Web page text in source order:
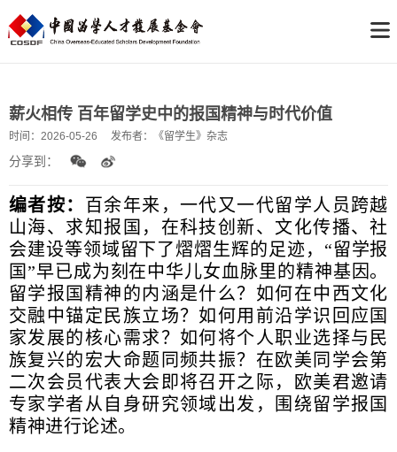
薪火相传 百年留学史中的报国精神与时代价值
时间： 2026-05-26 发布者： 《留学生》杂志
分享到：
编者按：
百余年来，一代又一代留学人员跨越
山海、求知报国，在科技创新、文化传播、社
会建设等领域留下了熠熠生辉的足迹，“留学报
国”早已成为刻在中华儿女血脉里的精神基因。
留学报国精神的内涵是什么？如何在中西文化
交融中锚定民族立场？如何用前沿学识回应国
家发展的核心需求？如何将个人职业选择与民
族复兴的宏大命题同频共振？在欧美同学会第
二次会员代表大会即将召开之际，欧美君邀请
专家学者从自身研究领域出发，围绕留学报国
精神进行论述。